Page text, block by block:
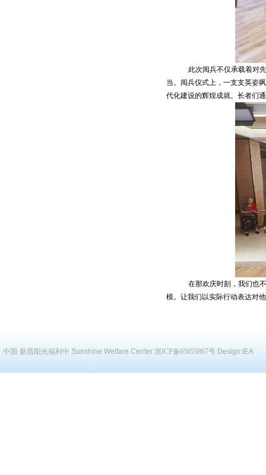
此次阅兵不仅承载着对
当。阅兵仪式上，一支支英姿
代化建设的辉煌成就。长者们
在那欢庆时刻，我们也
模。让我们以实际行动表达对
中国·新昌阳光福利中 Sunshine Welfare Center 浙ICP备05055867号 Design: IEA